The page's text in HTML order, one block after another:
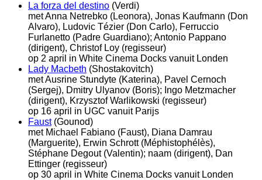
La forza del destino (Verdi)
met Anna Netrebko (Leonora), Jonas Kaufmann (Don
Alvaro), Ludovic Tézier (Don Carlo), Ferruccio
Furlanetto (Padre Guardiano); Antonio Pappano
(dirigent), Christof Loy (regisseur)
op 2 april in White Cinema Docks vanuit Londen
Lady Macbeth (Shostakovitch)
met Ausrine Stundyte (Katerina), Pavel Cernoch
(Sergej), Dmitry Ulyanov (Boris); Ingo Metzmacher
(dirigent), Krzysztof Warlikowski (regisseur)
op 16 april in UGC vanuit Parijs
Faust(Gounod)
met Michael Fabiano (Faust), Diana Damrau
(Marguerite), Erwin Schrott (Méphistophélès),
Stéphane Degout (Valentin); naam (dirigent), Dan
Ettinger (regisseur)
op 30 april in White Cinema Docks vanuit Londen